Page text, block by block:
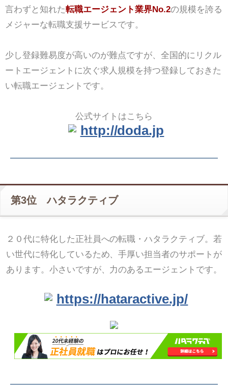
言わずと知れた転職エージェント業界No.2の規模を誇る
メジャーな転職支援サービスです。
少し登録難易度が高いのが難点ですが、全国的にリクル
ートエージェントに次ぐ求人規模を持つ登録しておきた
い転職エージェントです。
公式サイトはこちら
http://doda.jp
第3位 ハタラクティブ
２０代に特化した正社員への転職・ハタラクティブ。若
い世代に特化しているため、手厚い担当者のサポートが
あります。小さいですが、力のあるエージェントです。
https://hataractive.jp/